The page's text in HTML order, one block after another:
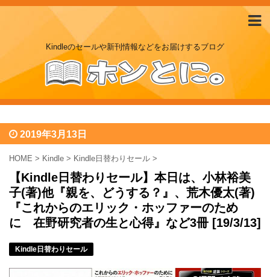
Kindleのセールや新刊情報などをお届けするブログ
2019年3月13日
HOME > Kindle > Kindle日替わりセール >
【Kindle日替わりセール】本日は、小林裕美
子(著)他『親を、どうする？』、荒木優太(著)
『これからのエリック・ホッファーのため
に 在野研究者の生と心得』など3冊 [19/3/13]
Kindle日替わりセール